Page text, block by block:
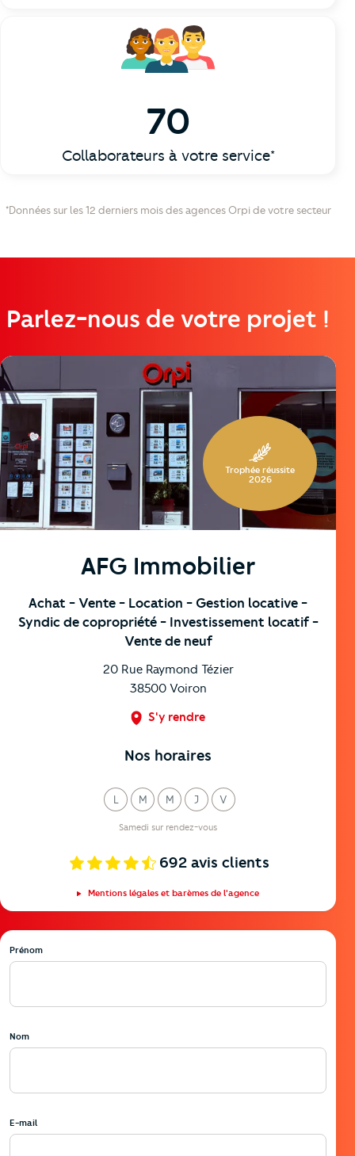
70
Collaborateurs à votre service*
*Données sur les 12 derniers mois des agences Orpi de votre secteur
Parlez-nous de votre projet !
https://cutjhqvjma.cloudimg.io/_prod_/telemaque/
AFG Immobilier
Achat - Vente - Location - Gestion locative -
Syndic de copropriété - Investissement locatif -
Vente de neuf
20 Rue Raymond Tézier
38500 Voiron
S'y rendre
Nos horaires
L
undi
M
ardi
M
ercredi
J
eudi
V
endredi
Samedi sur rendez-vous
692 avis clients
Trophée réussite
2026
Mentions légales et barèmes de l'agence
Prénom
Nom
E-mail